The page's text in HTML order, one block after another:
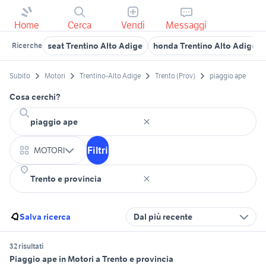
Home Cerca Vendi Messaggi
Ricerche seat Trentino Alto Adige honda Trentino Alto Adige
Subito Motori Trentino-Alto Adige Trento (Prov) piaggio ape
Cosa cerchi?
MOTORI Filtri
Salva ricerca Dal più recente
32 risultati
Piaggio ape in Motori a Trento e provincia